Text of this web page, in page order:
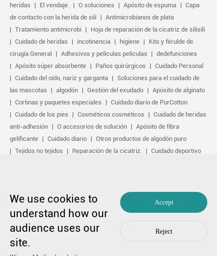
heridas
El vendaje. O soluciones Apósito de espuma
Capa
de contacto con la herida de sili
Antimicrobianos de plata
Tratamiento antimicrobi
Hoja de reparación de la cicatriz de silisili
Cuidado de heridas
incotinencia higiene
Kits y férulde de
cirugía General
Adhesivos y películas películas
dedefunciones
Apósito súper absorbente
Paños quirúrgicos
Cuidado Personal
Cuidado del oído, nariz y garganta
Soluciones para el cuidado de
las mascotas
algodón Gestión del exudado
Apósito de alginato
Cortinas y paquetes especiales
Cuidado diario de PurCotton
Cuidado de los pies
Cosméticos cosméticos
Cuidado de heridas
anti-adhesión
O accesorios de solución
Apósito de fibra
gelificante
Cuidado diario
Otros productos de algodón puro
Tejidos no tejidos
Reparación de la cicatriz.
Cuidado deportivo
Copyright by 1991-2023 Winner Medical Co., Ltd. Todos los derechos
reservados.
粤ICP备17048516号. Mapa del sitio
Política de privacidad
En caso de cualquier preocupación,
Póngase en contacto con nosotros
We use cookies to
understand how our
audience uses our
site.
Accept
Reject